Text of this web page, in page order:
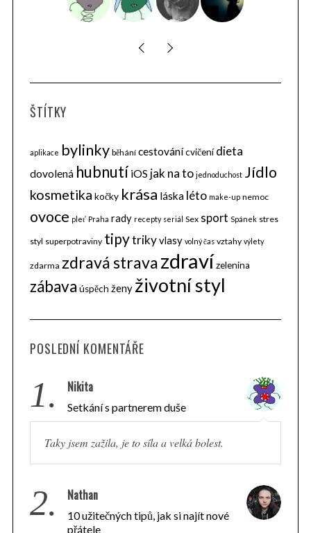
ŠTÍTKY
aplikace bylinky běhání cestovánícvičení dieta
dovolená hubnutí iOS jak na to jednoduchost Jídlo
kosmetika kočky krása láska léto make-up nemoc
ovoce pleť Praha rady recepty seriál Sex sport Spánek stres
styl superpotraviny tipytrikyvlasy volný čas vztahy výlety
zdarma zdravá stravazdravízelenina
zábava úspěch ženy životní styl
POSLEDNÍ KOMENTÁŘE
1. Nikita
Setkání s partnerem duše
Taky jsem zažila, je to síla a velká bolest.
2. Nathan
10 užitečných tipů, jak si najít nové
přátele